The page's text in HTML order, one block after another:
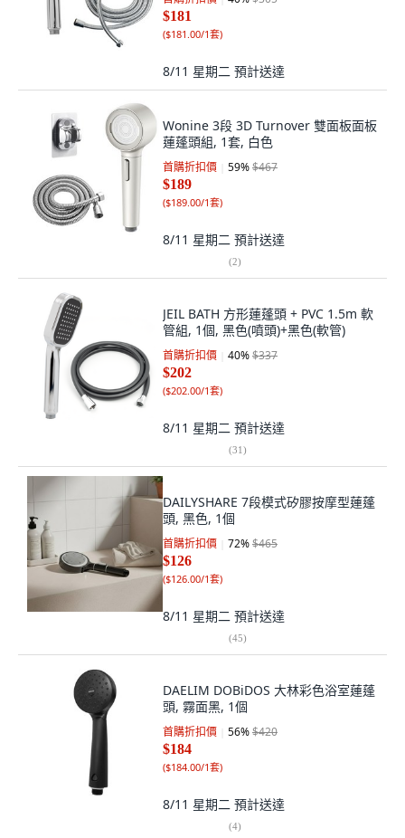
$181
($181.00/1套)
8/11 星期二 預計送達
Wonine 3段 3D Turnover 雙面板面板
蓮蓬頭組, 1套, 白色
首購折扣價 59%$467
$189
($189.00/1套)
8/11 星期二 預計送達
(2)
JEIL BATH 方形蓮蓬頭 + PVC 1.5m 軟
管組, 1個, 黑色(噴頭)+黑色(軟管)
首購折扣價 40%$337
$202
($202.00/1套)
8/11 星期二 預計送達
(31)
DAILYSHARE 7段模式矽膠按摩型蓮蓬
頭, 黑色, 1個
首購折扣價 72%$465
$126
($126.00/1套)
8/11 星期二 預計送達
(45)
DAELIM DOBiDOS 大林彩色浴室蓮蓬
頭, 霧面黑, 1個
首購折扣價 56%$420
$184
($184.00/1套)
8/11 星期二 預計送達
(4)